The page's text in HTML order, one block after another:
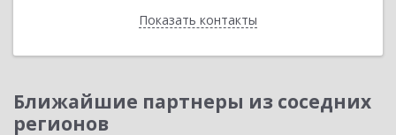
Показать контакты
Назад
Ближайшие партнеры из соседних
регионов